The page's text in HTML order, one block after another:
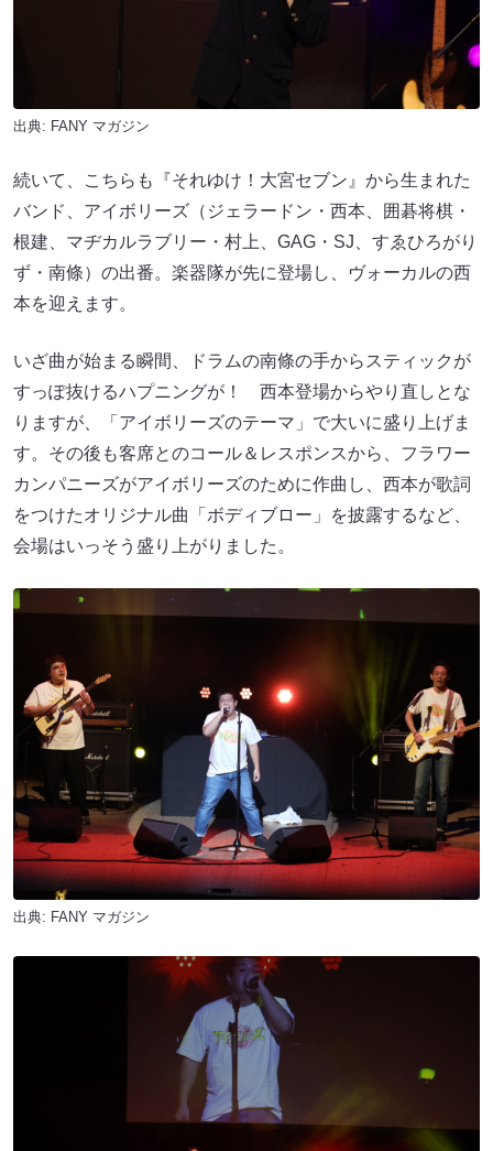
出典: FANY マガジン
続いて、こちらも『それゆけ！大宮セブン』から生まれた
バンド、アイボリーズ（ジェラードン・西本、囲碁将棋・
根建、マヂカルラブリー・村上、GAG・SJ、すゑひろがり
ず・南條）の出番。楽器隊が先に登場し、ヴォーカルの西
本を迎えます。
いざ曲が始まる瞬間、ドラムの南條の手からスティックが
すっぽ抜けるハプニングが！ 西本登場からやり直しとな
りますが、「アイボリーズのテーマ」で大いに盛り上げま
す。その後も客席とのコール＆レスポンスから、フラワー
カンパニーズがアイボリーズのために作曲し、西本が歌詞
をつけたオリジナル曲「ボディブロー」を披露するなど、
会場はいっそう盛り上がりました。
出典: FANY マガジン